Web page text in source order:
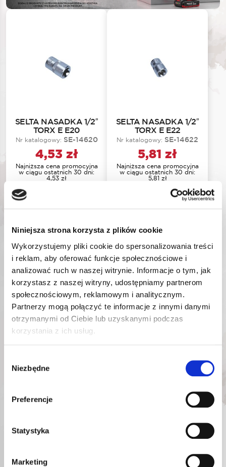
Niniejsza strona korzysta z plików cookie
Wykorzystujemy pliki cookie do spersonalizowania treści
i reklam, aby oferować funkcje społecznościowe i
analizować ruch w naszej witrynie. Informacje o tym, jak
korzystasz z naszej witryny, udostępniamy partnerom
społecznościowym, reklamowym i analitycznym.
Partnerzy mogą połączyć te informacje z innymi danymi
otrzymanymi od Ciebie lub uzyskanymi podczas
korzystania z ich usług.
zgody
Niezbędne
Preferencje
Statystyka
Marketing
SELTA NASADKA 1/2″
TORX E E20
Nr katalogowy: SE-14620
4,53 zł
Najniższa cena promocyjna
w ciągu ostatnich 30 dni:
4,53 zł
SELTA NASADKA 1/2″
TORX E E22
Nr katalogowy: SE-14622
5,81 zł
Najniższa cena promocyjna
w ciągu ostatnich 30 dni:
5,81 zł
TORX E E24
Najniższa cena promocyjna
DODAJ DO KOSZYKA